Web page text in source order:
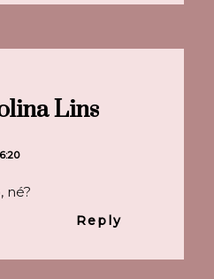
Lins
né?
Reply